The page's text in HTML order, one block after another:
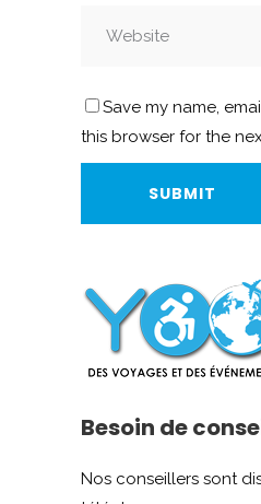
Save my name,
this browser for the
Besoin de
Nos conseillers sont